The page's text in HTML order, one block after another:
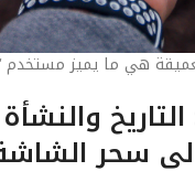
هي ما يميز مستخدم
سحر